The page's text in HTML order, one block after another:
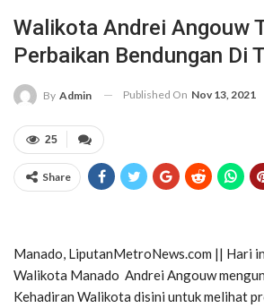
Walikota Andrei Angouw
Perbaikan Bendungan Di
By Admin Published On Nov 13, 2021
25
Share
Manado, LiputanMetroNews.com || Hari
Walikota Manado Andrei Angouw
Kehadiran Walikota disini untuk melihat